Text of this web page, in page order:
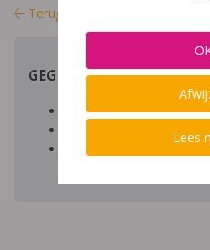
Terug naar bibliotheek
GEGEVENS
Auteur artikel:
Datum toegevoegd: 21/
Download:
Lees